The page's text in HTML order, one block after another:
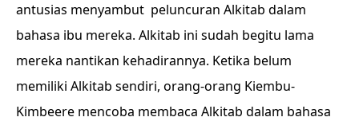
antusias menyambut peluncuran Alkitab dalam
bahasa ibu mereka. Alkitab ini sudah begitu lama
mereka nantikan kehadirannya. Ketika belum
memiliki Alkitab sendiri, orang-orang Kiembu-
Kimbeere mencoba membaca Alkitab dalam bahasa